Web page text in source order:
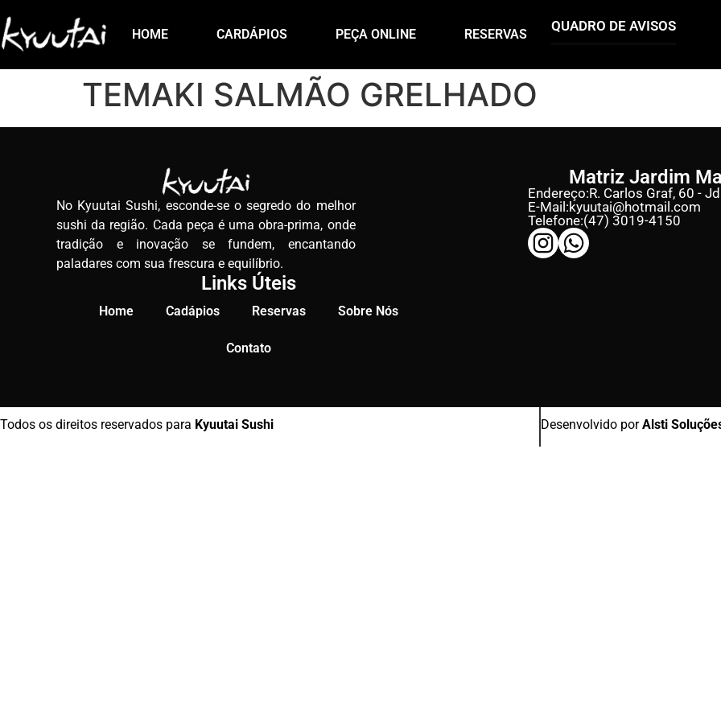
HOME CARDÁPIOS PEÇA ONLINE RESERVAS
QUADRO DE AVISOS
TEMAKI SALMÃO GRELHADO
No Kyuutai Sushi, esconde-se o segredo do melhor
sushi da região. Cada peça é uma obra-prima, onde
tradição e inovação se fundem, encantando
paladares com sua frescura e equilíbrio.
Links Úteis
Home Cadápios Reservas Sobre Nós
Contato
Matriz Jardim
Endereço:R. Carlos Graf, 60 -
E-Mail:kyuutai@hotmail.com
Telefone:(47) 3019-4150
Todos os direitos reservados para Kyuutai Sushi Desenvolvido porAlsti